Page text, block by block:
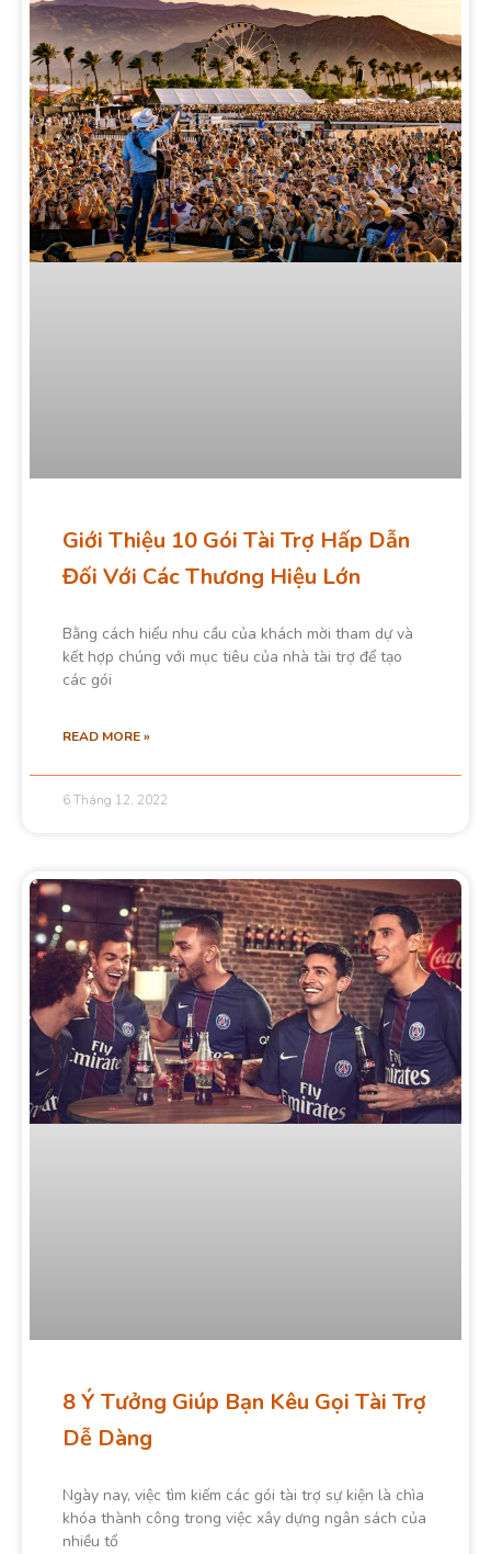
Giới Thiệu 10 Gói Tài Trợ Hấp Dẫn
Đối Với Các Thương Hiệu Lớn
Bằng cách hiểu nhu cầu của khách mời tham dự và
kết hợp chúng với mục tiêu của nhà tài trợ để tạo
các gói
READ MORE »
6 Tháng 12, 2022
8 Ý Tưởng Giúp Bạn Kêu Gọi Tài Trợ
Dễ Dàng
Ngày nay, việc tìm kiếm các gói tài trợ sự kiện là chìa
khóa thành công trong việc xây dựng ngân sách của
nhiều tổ